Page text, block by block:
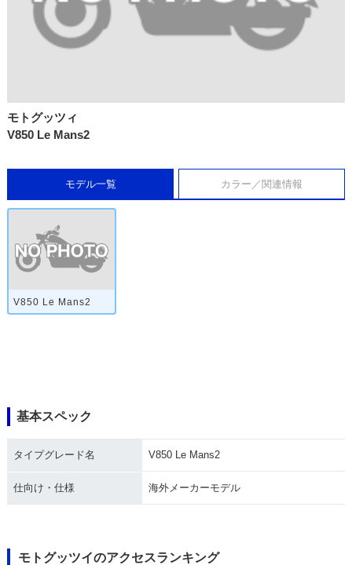
モトグッツィ
V850 Le Mans2
モデル一覧 カラー／関連情報
V850 Le Mans2
基本スペック
タイプグレード名 V850 Le Mans2
仕向け・仕様 海外メーカーモデル
モトグッツイのアクセスランキング